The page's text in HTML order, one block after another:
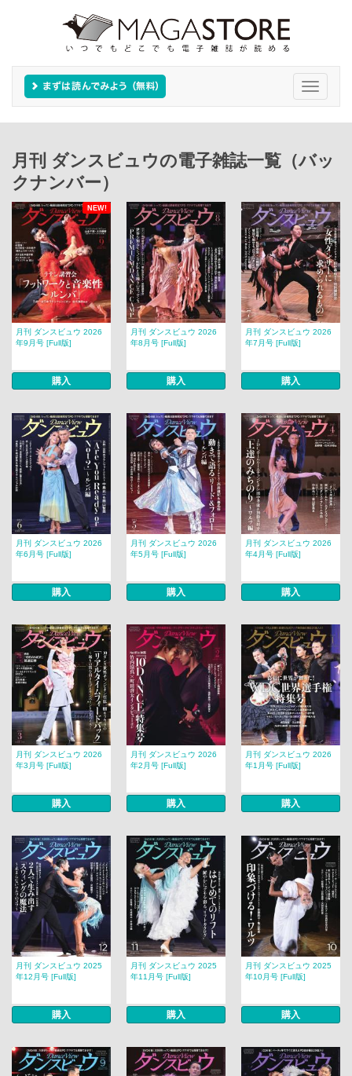
Toggle
月刊 ダンスビュウの電子雑誌一覧（バッ
クナンバー）
NEW!
月刊 ダンスビュウ 2026
年9月号 [Full版]
購入
月刊 ダンスビュウ 2026
年8月号 [Full版]
購入
月刊 ダンスビュウ 2026
年7月号 [Full版]
購入
月刊 ダンスビュウ 2026
年6月号 [Full版]
購入
月刊 ダンスビュウ 2026
年5月号 [Full版]
購入
月刊 ダンスビュウ 2026
年4月号 [Full版]
購入
月刊 ダンスビュウ 2026
年3月号 [Full版]
購入
月刊 ダンスビュウ 2026
年2月号 [Full版]
購入
月刊 ダンスビュウ 2026
年1月号 [Full版]
購入
月刊 ダンスビュウ 2025
年12月号 [Full版]
購入
月刊 ダンスビュウ 2025
年11月号 [Full版]
購入
月刊 ダンスビュウ 2025
年10月号 [Full版]
購入